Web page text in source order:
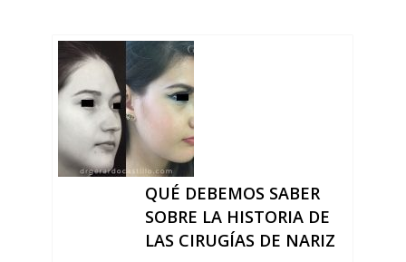
QUÉ DEBEMOS SABER
SOBRE LA HISTORIA DE
LAS CIRUGÍAS DE NARIZ